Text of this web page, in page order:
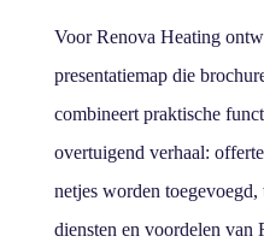
Voor Renova Heating
presentatiemap die
combineert praktische
overtuigend verhaal:
netjes worden
diensten en voordelen van